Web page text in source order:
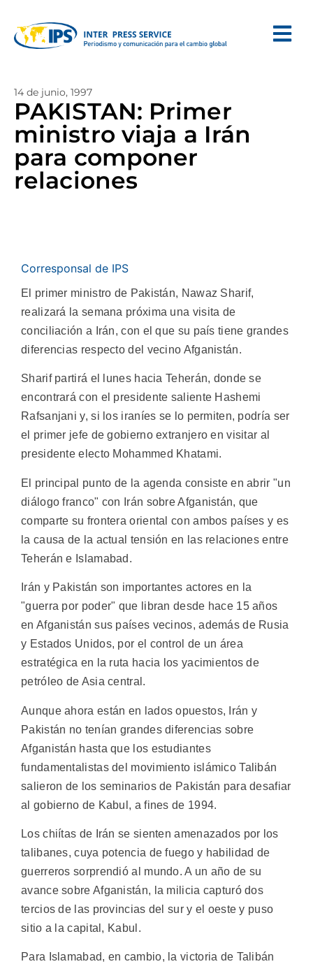
14 de junio, 1997
PAKISTAN: Primer
ministro viaja a Irán
para componer
relaciones
Corresponsal de IPS
El primer ministro de Pakistán, Nawaz Sharif,
realizará la semana próxima una visita de
conciliación a Irán, con el que su país tiene grandes
diferencias respecto del vecino Afganistán.
Sharif partirá el lunes hacia Teherán, donde se
encontrará con el presidente saliente Hashemi
Rafsanjani y, si los iraníes se lo permiten, podría ser
el primer jefe de gobierno extranjero en visitar al
presidente electo Mohammed Khatami.
El principal punto de la agenda consiste en abrir "un
diálogo franco" con Irán sobre Afganistán, que
comparte su frontera oriental con ambos países y es
la causa de la actual tensión en las relaciones entre
Teherán e Islamabad.
Irán y Pakistán son importantes actores en la
"guerra por poder" que libran desde hace 15 años
en Afganistán sus países vecinos, además de Rusia
y Estados Unidos, por el control de un área
estratégica en la ruta hacia los yacimientos de
petróleo de Asia central.
Aunque ahora están en lados opuestos, Irán y
Pakistán no tenían grandes diferencias sobre
Afganistán hasta que los estudiantes
fundamentalistas del movimiento islámico Talibán
salieron de los seminarios de Pakistán para desafiar
al gobierno de Kabul, a fines de 1994.
Los chiítas de Irán se sienten amenazados por los
talibanes, cuya potencia de fuego y habilidad de
guerreros sorprendió al mundo. A un año de su
avance sobre Afganistán, la milicia capturó dos
tercios de las provincias del sur y el oeste y puso
sitio a la capital, Kabul.
Para Islamabad, en cambio, la victoria de Talibán